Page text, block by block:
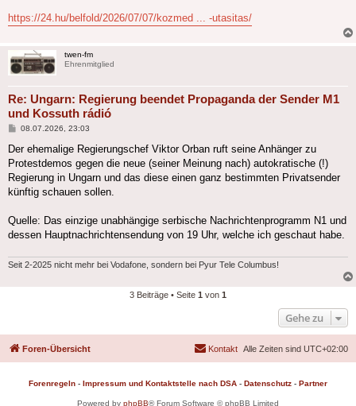
https://24.hu/belfold/2026/07/07/kozmed ... -utasitas/
twen-fm
Ehrenmitglied
Re: Ungarn: Regierung beendet Propaganda der Sender M1
und Kossuth rádió
Beitrag
08.07.2026, 23:03
Der ehemalige Regierungschef Viktor Orban ruft seine Anhänger zu
Protestdemos gegen die neue (seiner Meinung nach) autokratische (!)
Regierung in Ungarn und das diese einen ganz bestimmten Privatsender
künftig schauen sollen.
Quelle: Das einzige unabhängige serbische Nachrichtenprogramm N1 und
dessen Hauptnachrichtensendung von 19 Uhr, welche ich geschaut habe.
Seit 2-2025 nicht mehr bei Vodafone, sondern bei Pyur Tele Columbus!
3 Beiträge • Seite 1 von 1
Gehe zu
Foren-Übersicht Alle Zeiten sind UTC+02:00
Kontakt
Forenregeln - Impressum und Kontaktstelle nach DSA - Datenschutz - Partner
Powered by phpBB® Forum Software © phpBB Limited